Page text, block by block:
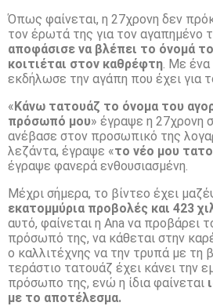
Όπως φαίνεται, η 27χρονη δεν
τον έρωτά της για τον αγαπημένο
αποφάσισε να βλέπει το όνομά
κοιτιέται στον καθρέφτη . Με
εκδήλωσε την αγάπη που έχει για
«Κάνω τατουάζ το όνομα του
πρόσωπό μου» έγραψε η 27χρονη
ανέβασε στον προσωπικό της
λεζάντα, έγραψε «το νέο μου
έγραψε φανερά ενθουσιασμένη.
Μέχρι σήμερα, το βίντεο έχει
εκατομμύρια προβολές και 423
αυτό, φαίνεται η Ana να προβάρει
πρόσωπό της, να κάθεται στην
ο καλλιτέχνης να την τρυπά με τη
τεράστιο τατουάζ έχει κάνει την
πρόσωπο της, ενώ η ίδια φαίνεται
με το αποτέλεσμα.